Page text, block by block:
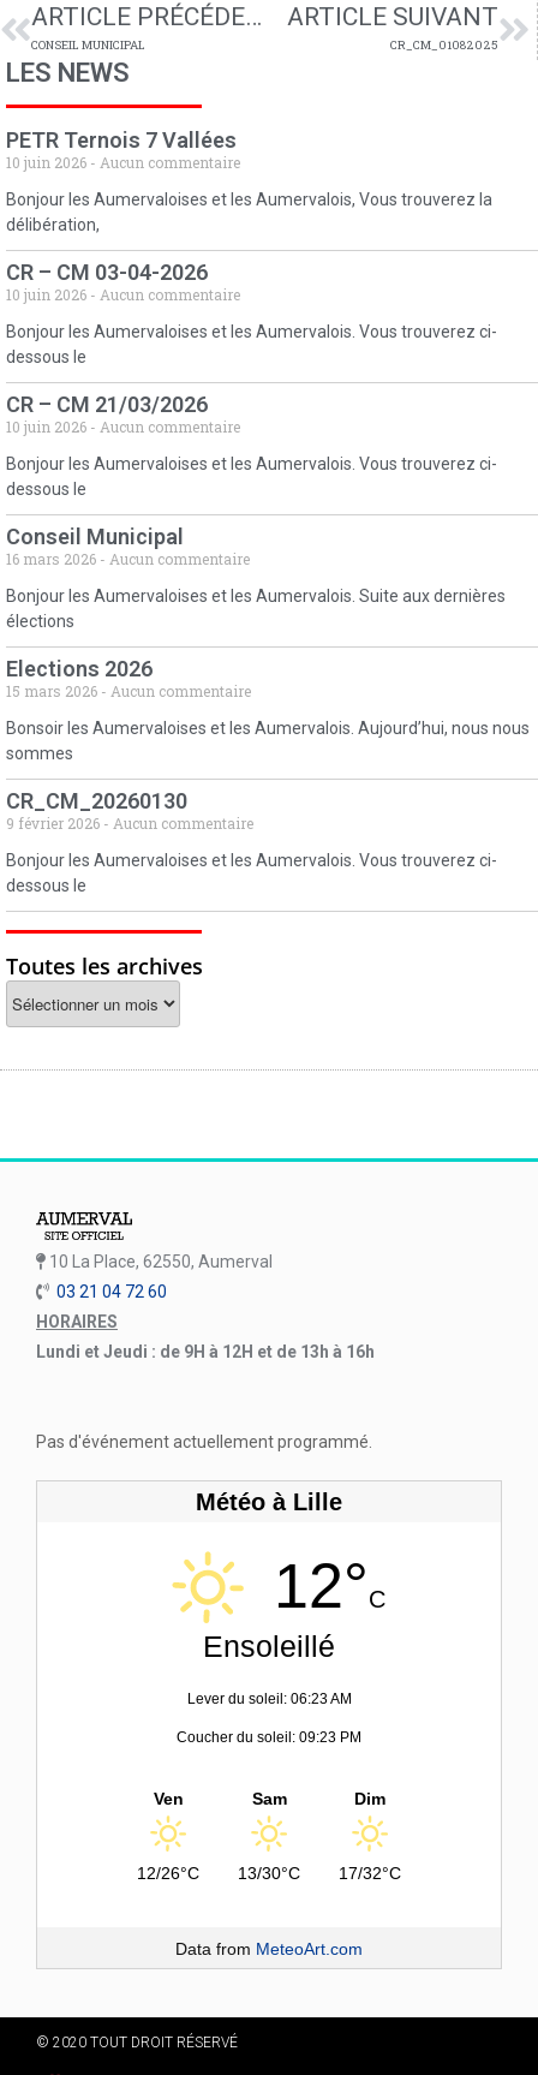
ARTICLE PRÉCÉDENT
CONSEIL MUNICIPAL
ARTICLE SUIVANT
CR_CM_01082025
LES NEWS
PETR Ternois 7 Vallées
10 juin 2026
Aucun commentaire
Bonjour les Aumervaloises et les Aumervalois, Vous trouverez la
délibération,
CR – CM 03-04-2026
10 juin 2026
Aucun commentaire
Bonjour les Aumervaloises et les Aumervalois. Vous trouverez ci-
dessous le
CR – CM 21/03/2026
10 juin 2026
Aucun commentaire
Bonjour les Aumervaloises et les Aumervalois. Vous trouverez ci-
dessous le
Conseil Municipal
16 mars 2026
Aucun commentaire
Bonjour les Aumervaloises et les Aumervalois. Suite aux dernières
élections
Elections 2026
15 mars 2026
Aucun commentaire
Bonsoir les Aumervaloises et les Aumervalois. Aujourd’hui, nous nous
sommes
CR_CM_20260130
9 février 2026
Aucun commentaire
Bonjour les Aumervaloises et les Aumervalois. Vous trouverez ci-
dessous le
Toutes les archives
10 La Place, 62550, Aumerval
03 21 04 72 60
HORAIRES
Lundi et Jeudi : de 9H à 12H et de 13h à 16h
Pas d'événement actuellement programmé.
Météo à Lille
12°C
Ensoleillé
Lever du soleil: 06:23 AM
Coucher du soleil: 09:23 PM
Ven
12/26°C
Sam
13/30°C
Dim
17/32°C
Data from MeteoArt.com
© 2020 TOUT DROIT RÉSERVÉ